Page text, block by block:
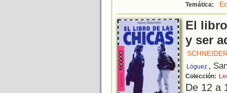
Temática:
El
y ser
Lóguez ,
Colección:
De 12 a